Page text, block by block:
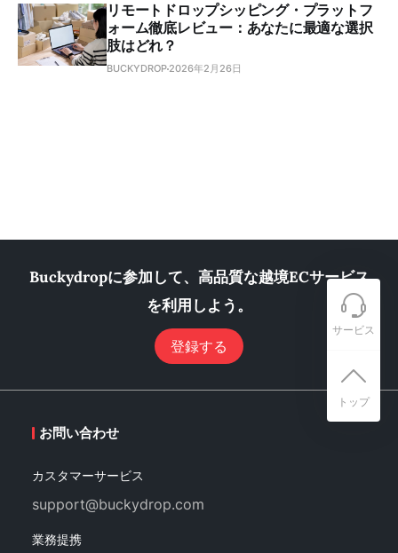
リモートドロップシッピング・プラットフ
ォーム徹底レビュー：あなたに最適な選択
肢はどれ？
BUCKYDROP 2026年2月26日
Buckydropに参加して、高品質な越境ECサービス
を利用しよう。
登録する
お問い合わせ
カスタマーサービス
support@buckydrop.com
業務提携
サービス
トップ